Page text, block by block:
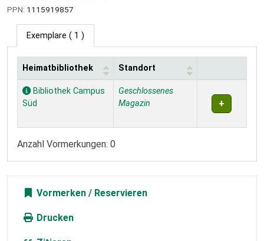
PPN: 1115919857
Exemplare ( 1 )
Exemplare
Heimatbibliothek Standort
Bibliothek Campus
Süd
Geschlossenes
Magazin
Anzahl Vormerkungen: 0
Vormerken
Drucken